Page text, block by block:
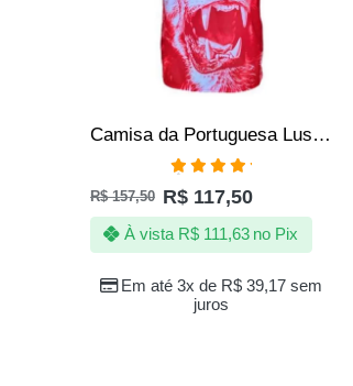
Camisa da Portuguesa Lusa – Jotaz – A fera do Canindé – Masculino
Avaliação
5.00de 5
R$157,50 R$ 117,50
Em até 3x de R$ 39,17 sem
juros
À vista R$111,63 no Pix